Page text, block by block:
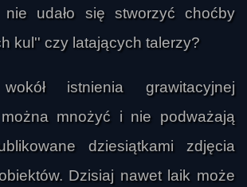
nie udało się stworzyć choćby
kul'' czy latających talerzy?
istnienia grawitacyjnej
mnożyć i nie podważają
dziesiątkami zdjęcia
Dzisiaj nawet laik może